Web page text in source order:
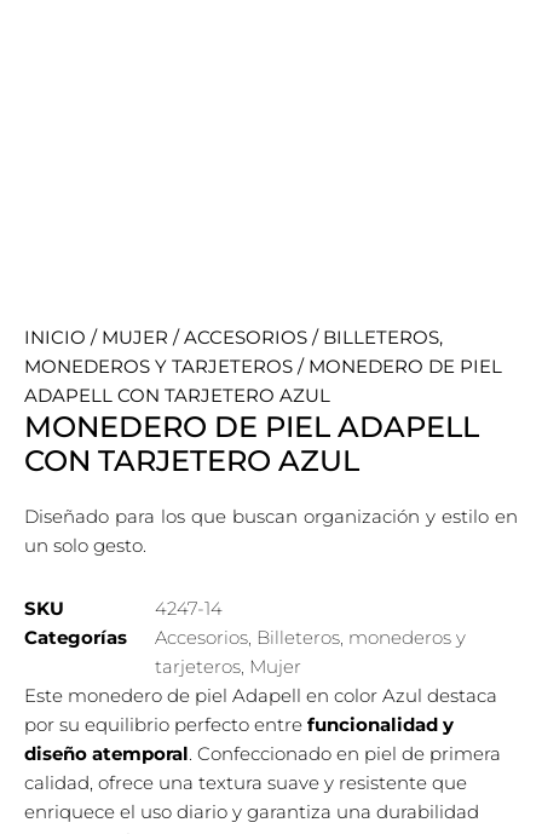
INICIO / MUJER /ACCESORIOS / BILLETEROS,
MONEDEROS Y TARJETEROS / MONEDERO DE PIEL
ADAPELL CON TARJETERO AZUL
MONEDERO DE PIEL ADAPELL
CON TARJETERO AZUL
Diseñado para los que buscan organización y estilo en
un solo gesto.
SKU
4247-14
Categorías
Accesorios, Billeteros, monederos y
tarjeteros, Mujer
Este monedero de piel Adapell en color Azul destaca
por su equilibrio perfecto entre funcionalidad y
diseño atemporal. Confeccionado en piel de primera
calidad, ofrece una textura suave y resistente que
enriquece el uso diario y garantiza una durabilidad